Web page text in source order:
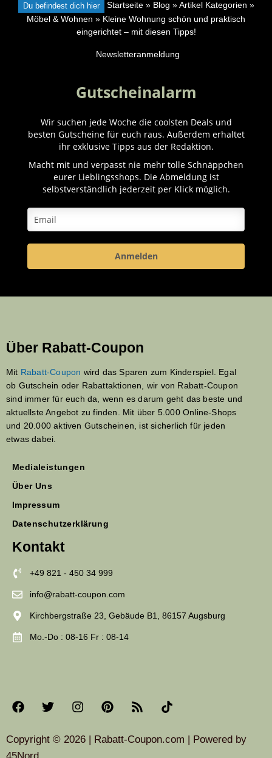
Du befindest dich hier Startseite» Blog » Artikel Kategorien »
Möbel & Wohnen » Kleine Wohnung schön und praktisch
eingerichtet – mit diesen Tipps!
Newsletteranmeldung
Gutscheinalarm
Wir suchen jede Woche die coolsten Deals und
besten Gutscheine für euch raus. Außerdem erhaltet
ihr exklusive Tipps aus der Redaktion.
Macht mit und verpasst nie mehr tolle Schnäppchen
eurer Lieblingsshops. Die Abmeldung ist
selbstverständlich jederzeit per Klick möglich.
Anmelden
Über Rabatt-Coupon
Mit Rabatt-Coupon wird das Sparen zum Kinderspiel. Egal
ob Gutschein oder Rabattaktionen, wir von Rabatt-Coupon
sind immer für euch da, wenn es darum geht das beste und
aktuellste Angebot zu finden. Mit über 5.000 Online-Shops
und 20.000 aktiven Gutscheinen, ist sicherlich für jeden
etwas dabei.
Medialeistungen
Über Uns
Impressum
Datenschutzerklärung
Kontakt
+49 821 - 450 34 999
info@rabatt-coupon.com
Kirchbergstraße 23, Gebäude B1, 86157 Augsburg
Mo.-Do : 08-16 Fr : 08-14
Copyright © 2026 | Rabatt-Coupon.com | Powered by